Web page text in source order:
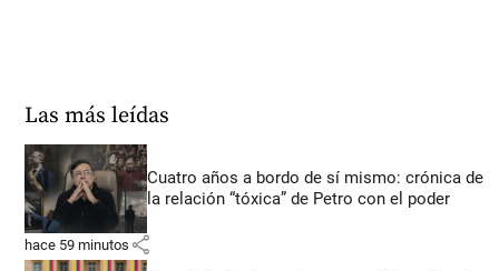
Las más leídas
Cuatro años a bordo de sí mismo: crónica de
la relación “tóxica” de Petro con el poder
hace 59 minutos share